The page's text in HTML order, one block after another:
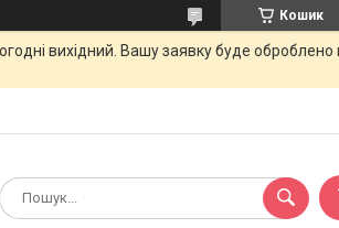
Кошик
вихідний. Вашу заявку буде